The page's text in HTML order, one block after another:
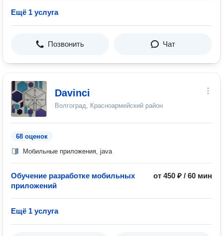
Ещё 1 услуга
Позвонить Чат
Davinci
Волгоград, Красноармейский район
68 оценок
Мобильные приложения, java
Обучение разработке мобильных
приложений
от 450 ₽ / 60 мин
Ещё 1 услуга